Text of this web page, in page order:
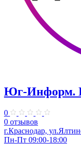
Юг-Информ.
0
0 отзывов
г.Краснодар,
Пн-Пт 09:00-18:00